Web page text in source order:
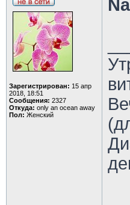
Зарегистрирован: 15 апр
2018, 18:51
Сообщения: 2327
Откуда: only an ocean away
Пол: Женский